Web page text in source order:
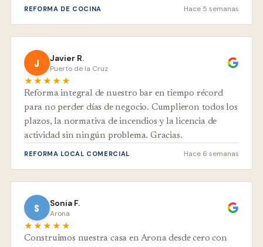
REFORMA DE COCINA Hace 5 semanas
J Javier R.
Puerto de la Cruz
★★★★★
Reforma integral de nuestro bar en tiempo récord
para no perder días de negocio. Cumplieron todos los
plazos, la normativa de incendios y la licencia de
actividad sin ningún problema. Gracias.
REFORMA LOCAL COMERCIAL Hace 6 semanas
S Sonia F.
Arona
★★★★★
Construimos nuestra casa en Arona desde cero con